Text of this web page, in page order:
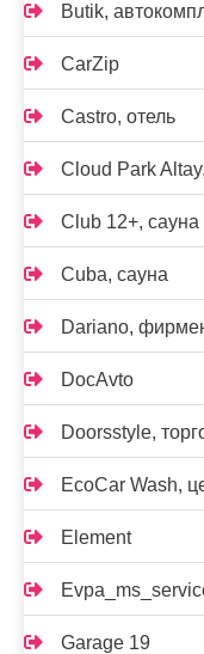
Butik,
CarZip
Castro, отель
Cloud Park
Club 12+, сауна
Cuba, сауна
Dariano,
DocAvto
Doorsstyle,
EcoCar Wash,
Element
Garage 19